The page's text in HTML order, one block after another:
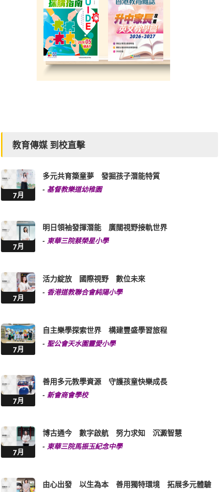
教育傳媒 到校直擊
7月
多元共育築童夢 發掘孩子潛能特質
- 基督教樂道幼稚園
7月
明日領袖發揮潛能 廣闊視野接軌世界
- 東華三院蔡榮星小學
7月
活力綻放 國際視野 數位未來
- 香港道教聯合會純陽小學
7月
自主樂學探索世界 構建豐盛學習旅程
- 聖公會天水圍靈愛小學
7月
善用多元教學資源 守護孩童快樂成長
- 新會商會學校
7月
博古通今 數字啟航 努力求知 沉澱智慧
- 東華三院馬振玉紀念中學
由心出發 以生為本 善用獨特環境 拓展多元體驗